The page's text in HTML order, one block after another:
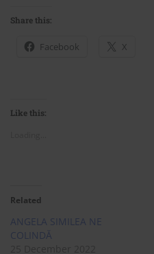
Share this:
Facebook X
Like this:
Related
ANGELA SIMILEA NE
COLINDĂ